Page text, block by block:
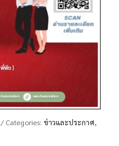
/ Categories: ข่าวและประกาศ,